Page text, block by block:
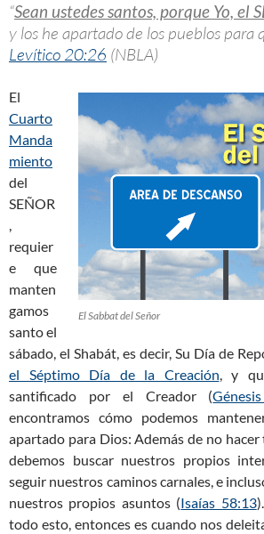
“Sean ustedes santos, porque Yo, el
y los he apartado de los pueblos para
Levítico 20:26 (NBLA)
El Sabbat del Señor
El
Cuarto
Manda
miento
del
SEÑOR
,
requier
e que
manten
gamos
santo el
sábado, el Shabát, es decir, Su Día de
el Séptimo Día de la Creación, y
santificado por el Creador (
encontramos cómo podemos
apartado para Dios: Además de no
debemos buscar nuestros propios
seguir nuestros caminos carnales, e
nuestros propios asuntos (Isaías 58:13
todo esto, entonces es cuando nos